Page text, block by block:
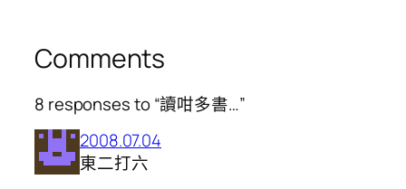
Comments
8 responses to “讀咁多書…”
2008.07.04
東二打六